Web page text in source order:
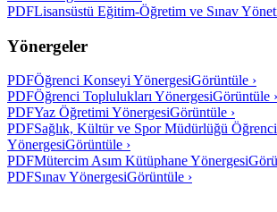
PDFLisansüstü Eğitim-Öğretim ve Sınav
Yönergeler
PDFÖğrenci Konseyi YönergesiGörüntüle ›
PDFÖğrenci Toplulukları YönergesiGörüntüle ›
PDFYaz Öğretimi YönergesiGörüntüle ›
PDFSağlık, Kültür ve Spor Müdürlüğü
YönergesiGörüntüle ›
PDFMütercim Asım Kütüphane Yönergesi
PDFSınav YönergesiGörüntüle ›